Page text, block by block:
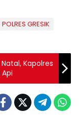
POLRES GRESIK
Kapolres